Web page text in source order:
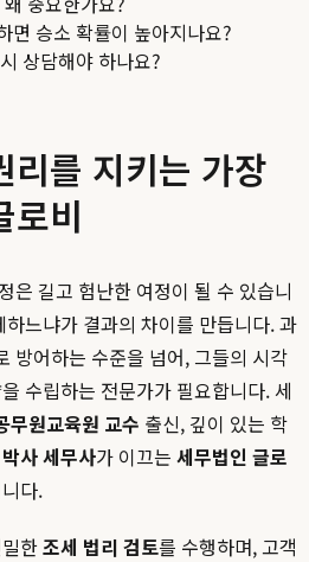
면 승소 확률이 높아지나요?
상담해야 하나요?
리를 지키는 가장
로비
은 길고 험난한 여정이 될 수 있습니
느냐가 결과의 차이를 만듭니다. 과
방어하는 수준을 넘어, 그들의 시각
수립하는 전문가가 필요합니다. 세
무원교육원 교수 출신, 깊이 있는 학
사 세무사가 이끄는 세무법인 글로
다.
한조세 법리 검토를 수행하며, 고객